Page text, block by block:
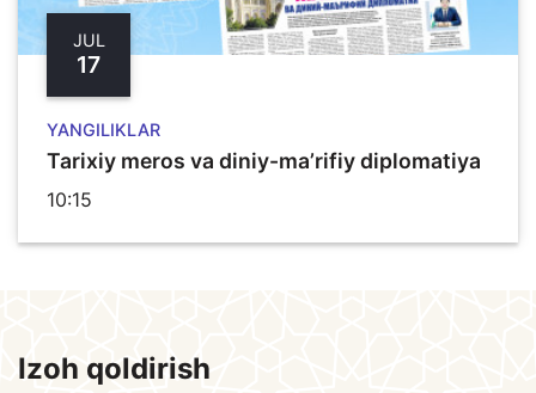
JUL
17
YANGILIKLAR
Tarixiy meros va diniy-ma’rifiy diplomatiya
10:15
Izoh qoldirish